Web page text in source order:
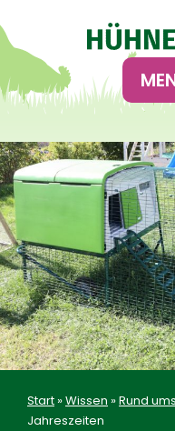
Start »Wissen »Rund
Jahreszeiten